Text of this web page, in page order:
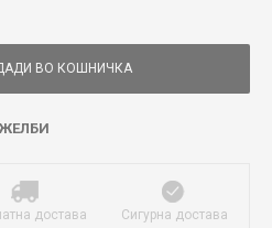
ВО КОШНИЧКА
достава Сигурна достава